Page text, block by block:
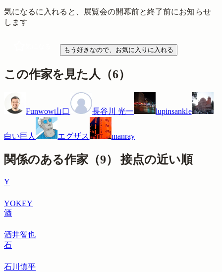
気になるに入れると、展覧会の開幕前と終了前にお知らせ
します
もう好きなので、お気に入りに入れる
この作家を見た人 （6）
Funwow山口 長谷川 光一 lupinsankle
白い巨人 エグザス manray
関係のある作家（9）接点の近い順
Y
YOKEY
酒
酒井智也
石
石川慎平